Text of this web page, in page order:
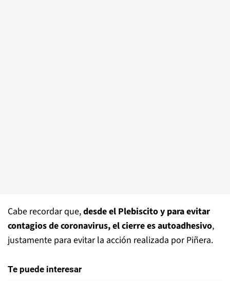
Cabe recordar que,desde el Plebiscito y para evitar
contagios de coronavirus, el cierre es autoadhesivo,
justamente para evitar la acción realizada por Piñera.
Te puede interesar